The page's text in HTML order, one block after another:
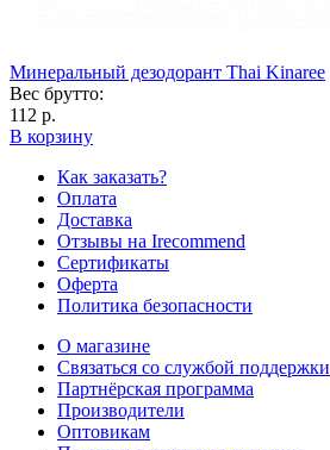
Минеральный дезодорант Thai Kinaree
Вес брутто:
112 р.
В корзину
Как заказать?
Оплата
Доставка
Отзывы на Irecommend
Сертификаты
Оферта
Политика безопасности
О магазине
Связаться со службой поддержки
Партнёрская программа
Производители
Оптовикам